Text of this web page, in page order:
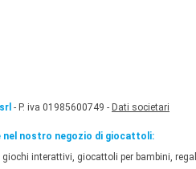
- P. iva 01985600749 - Dati societari
nostro negozio di giocattoli:
interattivi, giocattoli per bambini,